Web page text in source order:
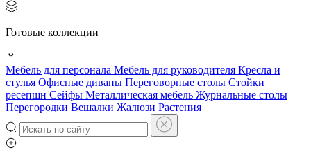
Готовые коллекции
Мебель для персонала Мебель для руководителя Кресла и
стулья Офисные диваны Переговорные столы Стойки
ресепшн Сейфы Металлическая мебель Журнальные столы
Перегородки Вешалки Жалюзи Растения